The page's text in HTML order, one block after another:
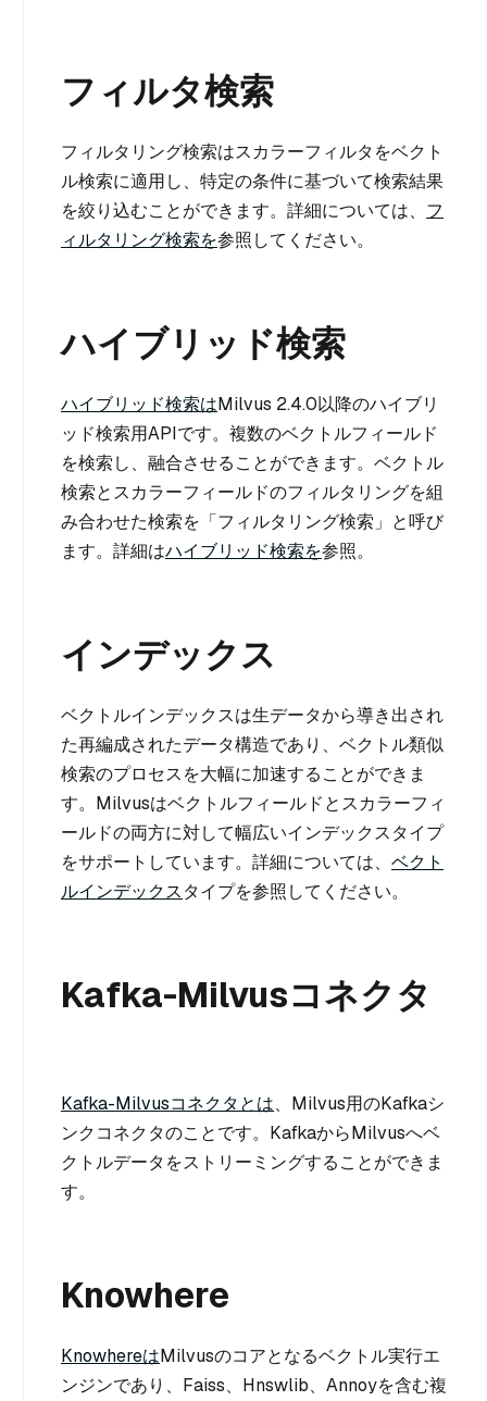
フィルタ検索
フィルタリング検索はスカラーフィルタをベクト
ル検索に適用し、特定の条件に基づいて検索結果
を絞り込むことができます。詳細については、 フ
ィルタリング検索を参照してください。
ハイブリッド検索
ハイブリッド検索はMilvus 2.4.0以降のハイブリ
ッド検索用APIです。複数のベクトルフィールド
を検索し、融合させることができます。ベクトル
検索とスカラーフィールドのフィルタリングを組
み合わせた検索を「フィルタリング検索」と呼び
ます。詳細はハイブリッド検索を参照。
インデックス
ベクトルインデックスは生データから導き出され
た再編成されたデータ構造であり、ベクトル類似
検索のプロセスを大幅に加速することができま
す。Milvusはベクトルフィールドとスカラーフィ
ールドの両方に対して幅広いインデックスタイプ
をサポートしています。詳細については、 ベクト
ルインデックスタイプを参照してください。
Kafka-Milvusコネクタ
Kafka-Milvusコネクタとは、Milvus用のKafkaシ
ンクコネクタのことです。KafkaからMilvusへベ
クトルデータをストリーミングすることができま
す。
Knowhere
KnowhereはMilvusのコアとなるベクトル実行エ
ンジンであり、Faiss、Hnswlib、Annoyを含む複